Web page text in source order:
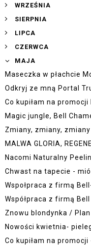
► WRZEŚNIA
► SIERPNIA
► LIPCA
► CZERWCA
▼ MAJA
Maseczka w płachcie
Odkryj ze mną Portal
Co kupiłam na promocji
Magic jungle, Bell
Zmiany, zmiany,
MALWA GLORIA,
Nacomi Naturalny
Chwast na tapecie -
Wspołpraca z firmą
Współpraca z firmą
Znowu blondynka /
Nowości kwietnia-
Co kupiłam na promocji